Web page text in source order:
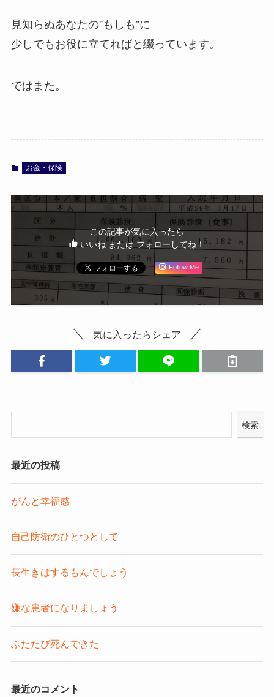
見知らぬあなたの”もしも”に
少しでもお役に立てればと綴っています。
ではまた。
お金・保険
この記事が気に入ったら
いいね または フォローしてね！
Follow Me
気に入ったらシェア
検索
最近の投稿
がんと幸福感
自己防衛のひとつとして
長生きはするもんでしょう
嫌な患者になりましょう
ふたたび死んできた
最近のコメント